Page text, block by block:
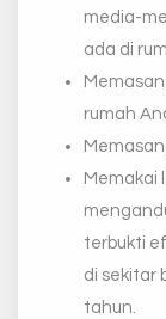
media-
ada di
rumah
Memakai
terbukti
di sekitar
tahun.